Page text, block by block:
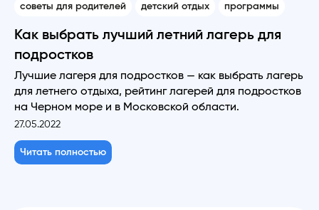
советы для родителей детский отдых программы
Как выбрать лучший летний лагерь для
подростков
Лучшие лагеря для подростков — как выбрать лагерь
для летнего отдыха, рейтинг лагерей для подростков
на Черном море и в Московской области.
27.05.2022
Читать полностью